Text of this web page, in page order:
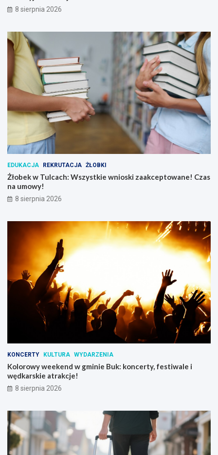
8 sierpnia 2026
EDUKACJA REKRUTACJA ŻŁOBKI
Żłobek w Tulcach: Wszystkie wnioski zaakceptowane! Czas
na umowy!
8 sierpnia 2026
KONCERTY KULTURA WYDARZENIA
Kolorowy weekend w gminie Buk: koncerty, festiwale i
wędkarskie atrakcje!
8 sierpnia 2026